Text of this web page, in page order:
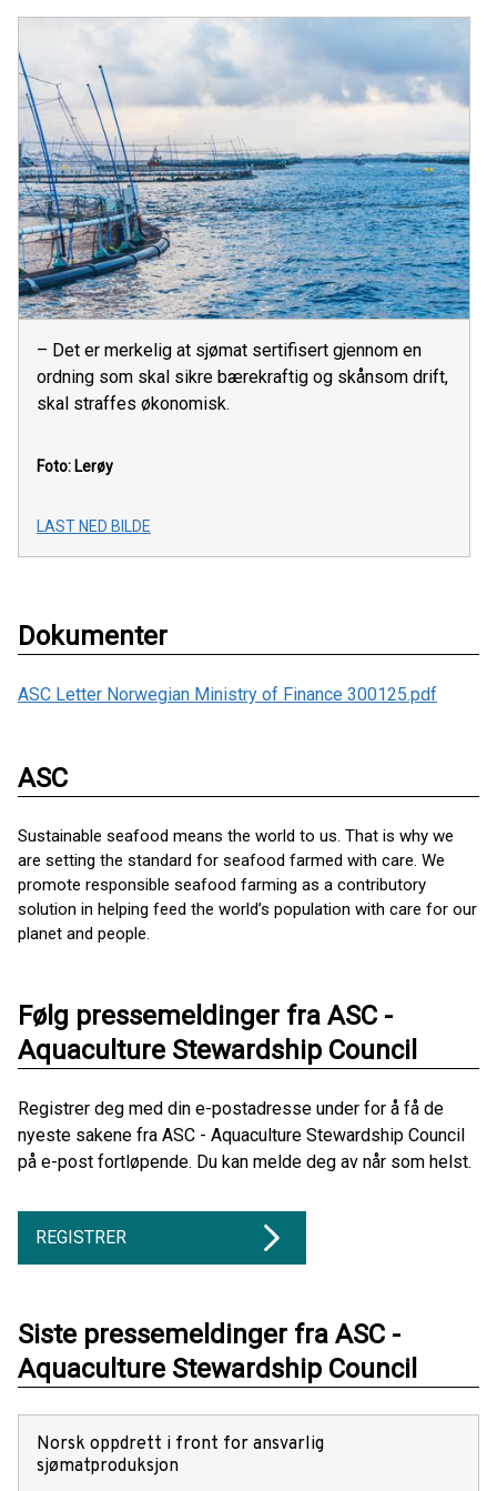
– Det er merkelig at sjømat sertifisert gjennom en
ordning som skal sikre bærekraftig og skånsom drift,
skal straffes økonomisk.
Foto: Lerøy
LAST NED BILDE
Dokumenter
ASC Letter Norwegian Ministry of Finance 300125.pdf
ASC
Sustainable seafood means the world to us. That is why we
are setting the standard for seafood farmed with care. We
promote responsible seafood farming as a contributory
solution in helping feed the world’s population with care for our
planet and people.
Følg pressemeldinger fra ASC -
Aquaculture Stewardship Council
Registrer deg med din e-postadresse under for å få de
nyeste sakene fra ASC - Aquaculture Stewardship Council
på e-post fortløpende. Du kan melde deg av når som helst.
REGISTRER
Siste pressemeldinger fra ASC -
Aquaculture Stewardship Council
Norsk oppdrett i front for ansvarlig
sjømatproduksjon